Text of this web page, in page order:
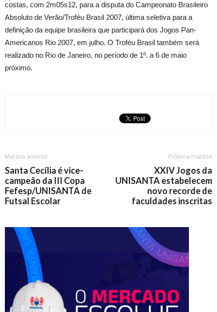
costas, com 2m05s12, para a disputa do Campeonato Brasileiro
Absoluto de Verão/Troféu Brasil 2007, última seletiva para a
definição da equipe brasileira que participará dos Jogos Pan-
Americanos Rio 2007, em julho. O Troféu Brasil também será
realizado no Rio de Janeiro, no período de 1º. a 6 de maio
próximo.
Matéria anterior
Santa Cecília é vice-
campeão da III Copa
Fefesp/UNISANTA de
Futsal Escolar
Próxima matéria
XXIV Jogos da
UNISANTA estabelecem
novo recorde de
faculdades inscritas